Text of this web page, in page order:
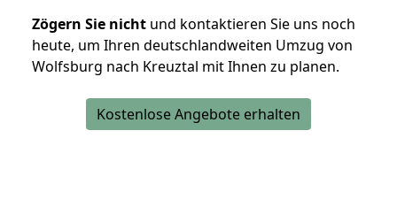
Zögern Sie nicht und kontaktieren Sie uns noch
heute, um Ihren deutschlandweiten Umzug von
Wolfsburg nach Kreuztal mit Ihnen zu planen.
Kostenlose Angebote erhalten